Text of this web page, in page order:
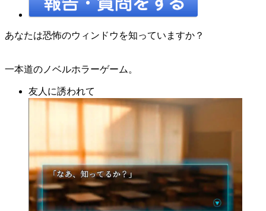
あなたは恐怖のウィンドウを知っていますか？
一本道のノベルホラーゲーム。
友人に誘われて